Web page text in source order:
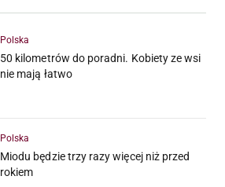
Polska
50 kilometrów do poradni. Kobiety ze wsi
nie mają łatwo
Polska
Miodu będzie trzy razy więcej niż przed
rokiem